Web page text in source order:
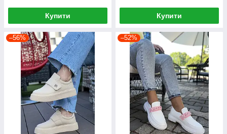
Купити Купити
–56% –52%